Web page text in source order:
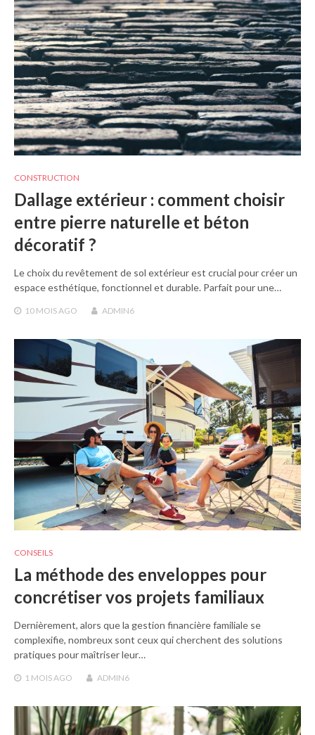
CONSTRUCTION
Dallage extérieur : comment choisir
entre pierre naturelle et béton
décoratif ?
Le choix du revêtement de sol extérieur est crucial pour créer un
espace esthétique, fonctionnel et durable. Parfait pour une…
10 MOIS AGO ADMIN6
CONSEILS
La méthode des enveloppes pour
concrétiser vos projets familiaux
Dernièrement, alors que la gestion financière familiale se
complexifie, nombreux sont ceux qui cherchent des solutions
pratiques pour maîtriser leur…
1 MOIS AGO ADMIN6